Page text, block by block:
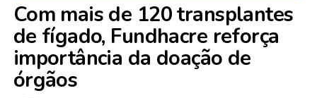
Com mais de 120 transplantes
de fígado, Fundhacre reforça
importância da doação de
órgãos